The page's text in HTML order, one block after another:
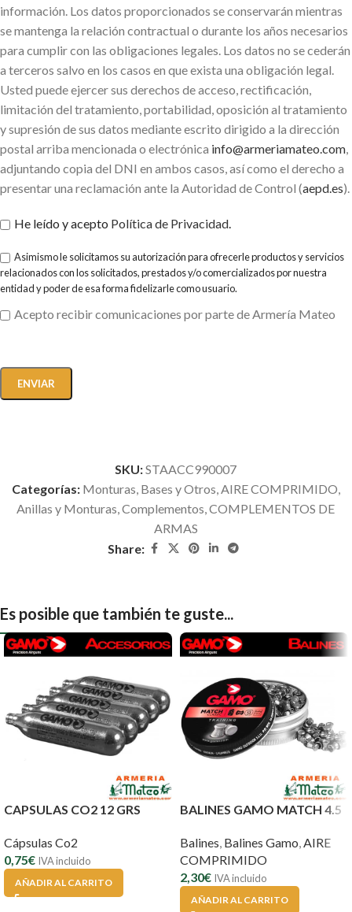
información. Los datos proporcionados se conservarán mientras
se mantenga la relación contractual o durante los años necesarios
para cumplir con las obligaciones legales. Los datos no se cederán
a terceros salvo en los casos en que exista una obligación legal.
Usted puede ejercer sus derechos de acceso, rectificación,
limitación del tratamiento, portabilidad, oposición al tratamiento
y supresión de sus datos mediante escrito dirigido a la dirección
postal arriba mencionada o electrónica info@armeriamateo.com
adjuntando copia del DNI en ambos casos, así como el derecho a
presentar una reclamación ante la Autoridad de Control (aepd.es).
He leído y acepto Política de Privacidad
Asimismo le solicitamos su autorización para ofrecerle productos y servicios
relacionados con los solicitados, prestados y/o comercializados por nuestra
entidad y poder de esa forma fidelizarle como usuario.
Acepto recibir comunicaciones por parte de Armería Mateo
SKU:STAACC990007
Categorías: Monturas, Bases y Otros AIRE COMPRIMIDO
Anillas y Monturas Complementos COMPLEMENTOS DE
ARMAS
Share:
Es posible que también te guste...
CAPSULAS CO2 12 GRS
Cápsulas Co2
0,75€ IVA incluido
AÑADIR AL CARRITO
BALINES GAMO MATCH 4.5
Balines Balines Gamo AIRE
COMPRIMIDO
2,30€ IVA incluido
AÑADIR AL CARRITO